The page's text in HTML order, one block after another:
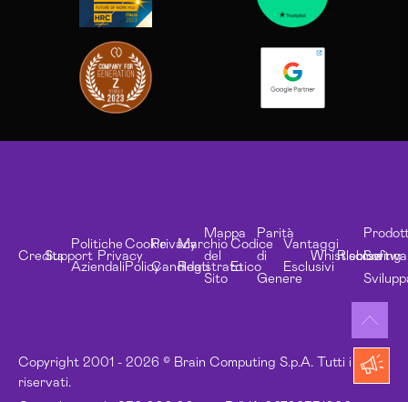
Copyright 2001 - 2026 © Brain Computing S.p.A. Tutti i diritti
riservati.
CreditsSupport
Politiche
Aziendali
Privacy
Cookie
Policy
Privacy
Candidati
Marchio
Registrato
Mappa
del
Sito
Codice
Etico
Parità
di
Genere
Vantaggi
Esclusivi
Whistleblowing
Risorse